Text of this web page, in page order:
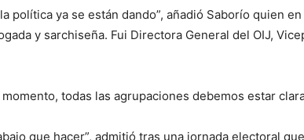
política ya se están dando”, añadió Saborío quien
y sarchiseña. Fui Directora General del OIJ,
todas las agrupaciones debemos estar
que hacer”, admitió tras una jornada electoral